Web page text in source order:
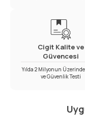
Cigit Kalite ve
Güvencesi
Yılda 2 Milyonun
ve Güvenlik Testi